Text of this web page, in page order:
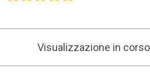
Visualizzazione in